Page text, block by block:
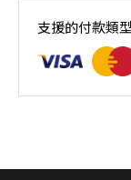
能、感統與自信
支援的付款類型